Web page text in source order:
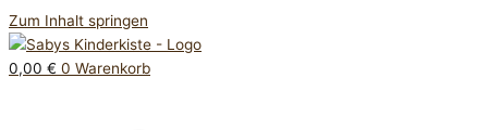
Zum Inhalt springen
0,00 € 0 Warenkorb